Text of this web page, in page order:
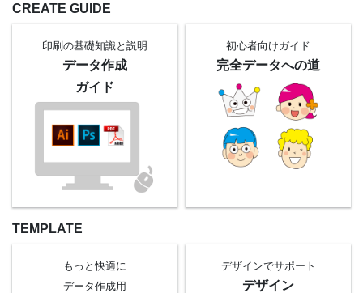
CREATE GUIDE
印刷の基礎知識と 説明
データ作成
ガイド
初心者向けガイド
完全データへの道
TEMPLATE
もっと快適に
データ作成用
デザインでサポート
デザイン